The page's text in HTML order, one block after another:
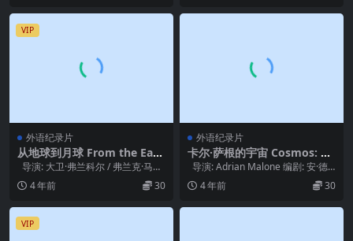
VIP
外语纪录片
从地球到月球 From the Eart
h to the Moon (1998)
导演: 大卫·弗兰科尔 / 弗兰克·马歇
尔 / 汤姆·汉克斯 / ...
4 年前 30
外语纪录片
卡尔·萨根的宇宙 Cosmos: A
Personal Voyage (1980)
导演: Adrian Malone 编剧: 安·德
鲁扬 主演: C...
4 年前 30
VIP